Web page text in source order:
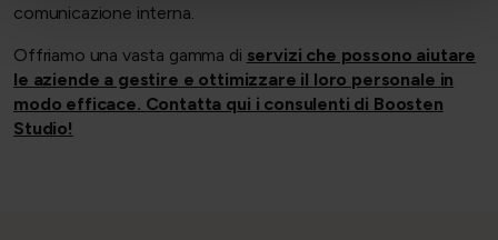
comunicazione interna.
Offriamo una vasta gamma di servizi che possono aiutare
le aziende a gestire e ottimizzare il loro personale in
modo efficace. Contatta qui i consulenti di Boosten
Studio!